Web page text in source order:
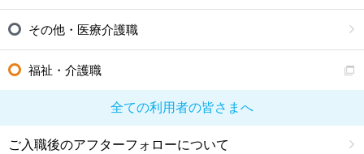
その他・医療介護職
福祉・介護職
全ての利用者の皆さまへ
ご入職後のアフターフォローについて